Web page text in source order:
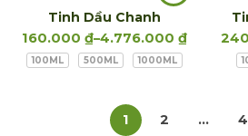
Tinh Dầu Chanh
160.000 ₫–4.776.000 ₫
100ML 500ML 1000ML
1 2 … 4